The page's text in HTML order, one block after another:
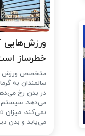
ورزش‌هایی
خطرساز
متخصص ورزش
سالمندان به
در بدن رخ
می‌دهد. سیستم
نمی‌کند،
می‌یابد و بدن